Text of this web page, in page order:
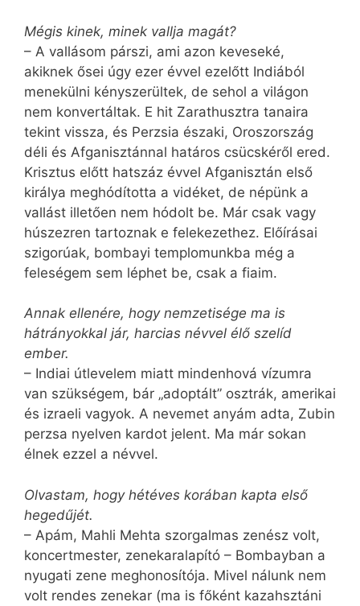
Mégis kinek, minek vallja magát?
– A vallásom párszi, ami azon keveseké,
akiknek ősei úgy ezer évvel ezelőtt Indiából
menekülni kényszerültek, de sehol a világon
nem konvertáltak. E hit Zarathusztra tanaira
tekint vissza, és Perzsia északi, Oroszország
déli és Afganisztánnal határos csücskéről ered.
Krisztus előtt hatszáz évvel Afganisztán első
királya meghódította a vidéket, de népünk a
vallást illetően nem hódolt be. Már csak vagy
húszezren tartoznak e felekezethez. Előírásai
szigorúak, bombayi templomunkba még a
feleségem sem léphet be, csak a fiaim.
Annak ellenére, hogy nemzetisége ma is
hátrányokkal jár, harcias névvel élő szelíd
ember.
– Indiai útlevelem miatt mindenhová vízumra
van szükségem, bár „adoptált” osztrák, amerikai
és izraeli vagyok. A nevemet anyám adta, Zubin
perzsa nyelven kardot jelent. Ma már sokan
élnek ezzel a névvel.
Olvastam, hogy hétéves korában kapta első
hegedűjét.
– Apám, Mahli Mehta szorgalmas zenész volt,
koncertmester, zenekaralapító – Bombayban a
nyugati zene meghonosítója. Mivel nálunk nem
volt rendes zenekar (ma is főként kazahsztáni